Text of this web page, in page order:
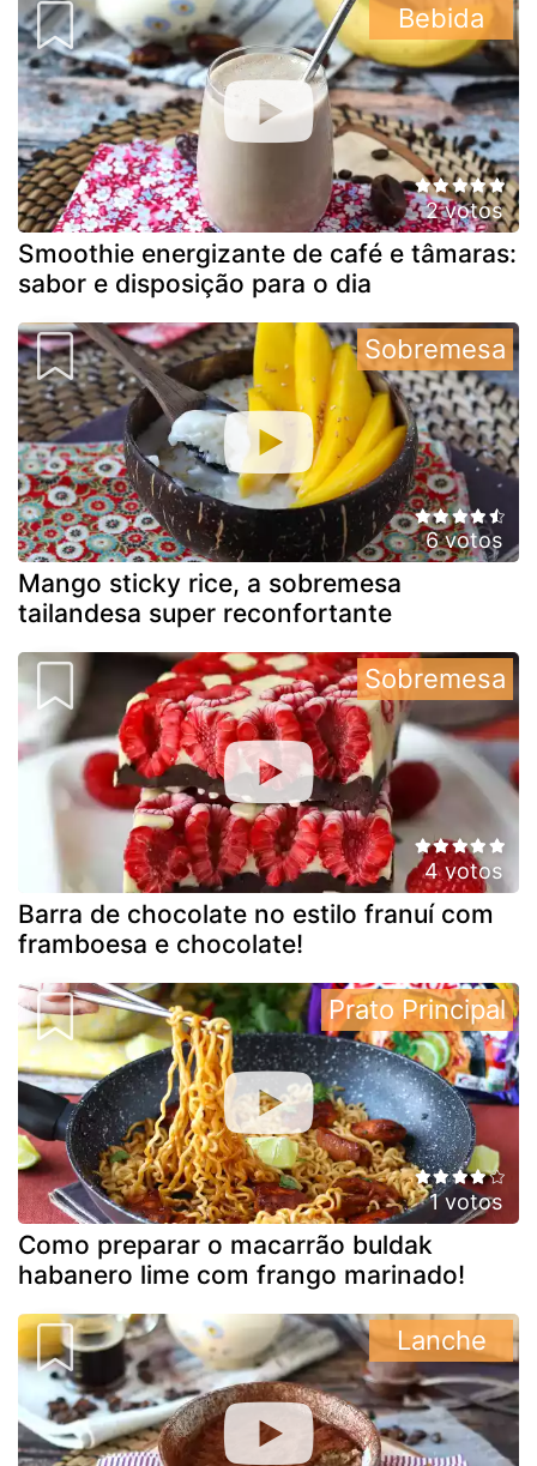
2 votos
Smoothie energizante de café e tâmaras:
sabor e disposição para o dia
Bebida
6 votos
Mango sticky rice, a sobremesa
tailandesa super reconfortante
Sobremesa
4 votos
Barra de chocolate no estilo franuí com
framboesa e chocolate!
Sobremesa
1 votos
Como preparar o macarrão buldak
habanero lime com frango marinado!
Prato Principal
Lanche